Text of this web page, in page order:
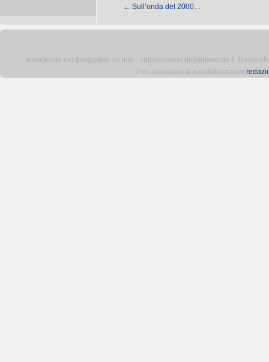
← Sull’onda del 2000…
www.traspi.net [magazine on line - supplemento quotidiano de Il
Per informazioni e collaborazioni